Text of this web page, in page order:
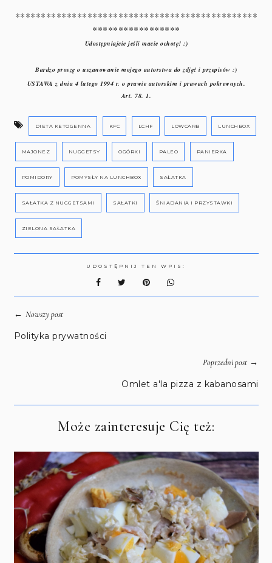
***********************************************
*****************
Udostępniajcie jeśli macie ochotę! :)
Bardzo proszę o uszanowanie mojego autorstwa do zdjęć i przepisów :)
USTAWA z dnia 4 lutego 1994 r. o prawie autorskim i prawach pokrewnych.
Art. 78. 1.
DIETA KETOGENNA KFC LCHF LOWCARB LUNCHBOX
MAJONEZ NUGGETSY OGÓRKI PALEO PANIERKA
POMIDORY POMYSŁY NA LUNCHBOX SAŁATKA
SAŁATKA Z NUGGETSAMI SAŁATKI ŚNIADANIA I PRZYSTAWKI
ZIELONA SAŁATKA
UDOSTĘPNIJ TEN WPIS:
← Nowszy post
Polityka prywatności
Poprzedni post→
Omlet a'la pizza z kabanosami
Może zainteresuje Cię też: